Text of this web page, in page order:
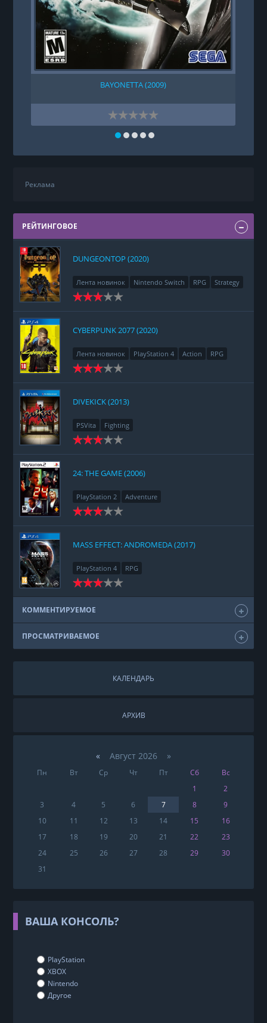
BAYONETTA (2009)
Реклама
РЕЙТИНГОВОЕ
DUNGEONTOP (2020)
Лента новинок Nintendo Switch RPG Strategy
CYBERPUNK 2077 (2020)
Лента новинок PlayStation 4 Action
RPG
Racing
Adventure
DIVEKICK (2013)
PSVita Fighting
24: THE GAME (2006)
PlayStation 2 Adventure
MASS EFFECT: ANDROMEDA (2017)
PlayStation 4 RPG
КОММЕНТИРУЕМОЕ
ПРОСМАТРИВАЕМОЕ
КАЛЕНДАРЬ
АРХИВ
«Август 2026 »
Пн Вт Ср Чт Пт Сб
Вс
1
2
3
4 5 6 7 8
9
10
11 12 13 14 15
16
17
18 19 20 21 22
23
24
25 26 27 28 29
30
31
ВАША КОНСОЛЬ?
PlayStation
XBOX
Nintendo
Другое